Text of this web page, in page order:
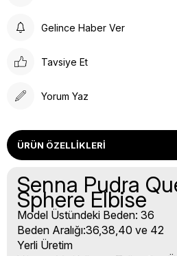
Gelince Haber Ver
Tavsiye Et
Yorum Yaz
ÜRÜN ÖZELLIKLERI
Senna Pudra
Sphere Elbise
Model Üstündeki Beden: 36
Beden Aralığı:36,38,40 ve 42
Yerli Üretim